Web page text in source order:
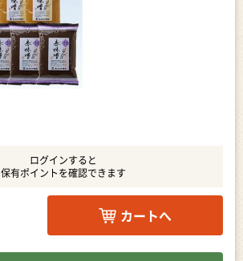
ログインすると
保有ポイントを確認できます
カートへ